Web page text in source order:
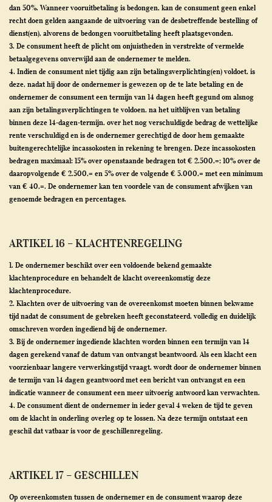
dan 50%. Wanneer vooruitbetaling is bedongen, kan de consument geen enkel
recht doen gelden aangaande de uitvoering van de desbetreffende bestelling of
dienst(en), alvorens de bedongen vooruitbetaling heeft plaatsgevonden.
3. De consument heeft de plicht om onjuistheden in verstrekte of vermelde
betaalgegevens onverwijld aan de ondernemer te melden.
4. Indien de consument niet tijdig aan zijn betalingsverplichting(en) voldoet, is
deze, nadat hij door de ondernemer is gewezen op de te late betaling en de
ondernemer de consument een termijn van 14 dagen heeft gegund om alsnog
aan zijn betalingsverplichtingen te voldoen, na het uitblijven van betaling
binnen deze 14-dagen-termijn, over het nog verschuldigde bedrag de wettelijke
rente verschuldigd en is de ondernemer gerechtigd de door hem gemaakte
buitengerechtelijke incassokosten in rekening te brengen. Deze incassokosten
bedragen maximaal: 15% over openstaande bedragen tot € 2.500,=; 10% over de
daaropvolgende € 2.500,= en 5% over de volgende € 5.000,= met een minimum
van € 40,=. De ondernemer kan ten voordele van de consument afwijken van
genoemde bedragen en percentages.
ARTIKEL 16 – KLACHTENREGELING
1. De ondernemer beschikt over een voldoende bekend gemaakte
klachtenprocedure en behandelt de klacht overeenkomstig deze
klachtenprocedure.
2. Klachten over de uitvoering van de overeenkomst moeten binnen bekwame
tijd nadat de consument de gebreken heeft geconstateerd, volledig en duidelijk
omschreven worden ingediend bij de ondernemer.
3. Bij de ondernemer ingediende klachten worden binnen een termijn van 14
dagen gerekend vanaf de datum van ontvangst beantwoord. Als een klacht een
voorzienbaar langere verwerkingstijd vraagt, wordt door de ondernemer binnen
de termijn van 14 dagen geantwoord met een bericht van ontvangst en een
indicatie wanneer de consument een meer uitvoerig antwoord kan verwachten.
4. De consument dient de ondernemer in ieder geval 4 weken de tijd te geven
om de klacht in onderling overleg op te lossen. Na deze termijn ontstaat een
geschil dat vatbaar is voor de geschillenregeling.
ARTIKEL 17 – GESCHILLEN
Op overeenkomsten tussen de ondernemer en de consument waarop deze